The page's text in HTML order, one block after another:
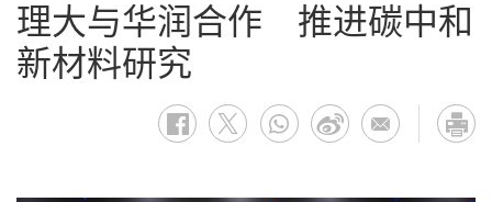
理大与华润合作 推进碳中和
新材料研究